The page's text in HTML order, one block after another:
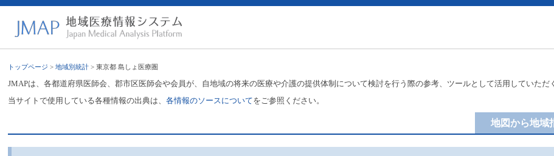
トップページ >地域別統計 > 東京都 島しょ医療圏
JMAPは、各都道府県医師会、郡市区医師会や会員が、自地域の将来の医療や介護の提供体制について検討を行う際の参考、ツールとして活用していただ
当サイトで使用している各種情報の出典は、各情報のソースについてをご参照ください。
地図から地域